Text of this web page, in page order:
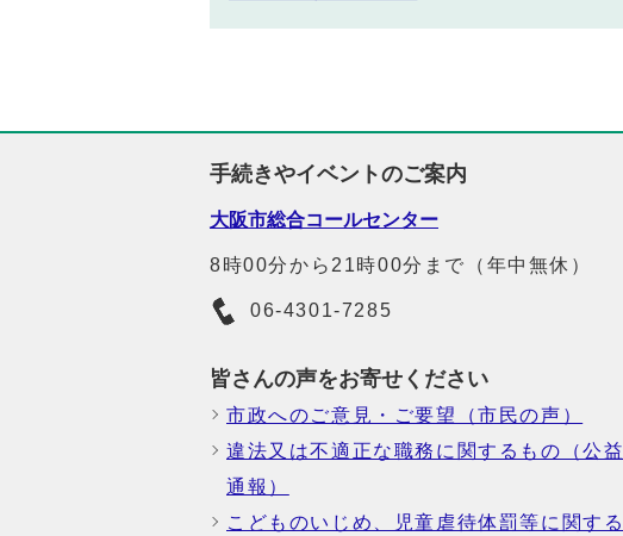
手続きやイベントのご案内
大阪市総合コールセンター
8時00分から21時00分まで（年中無休）
06-4301-7285
皆さんの声をお寄せください
市政へのご意見・ご要望（市民の声）
違法又は不適正な職務に関するもの（公益
通報）
こどものいじめ、児童虐待体罰等に関する